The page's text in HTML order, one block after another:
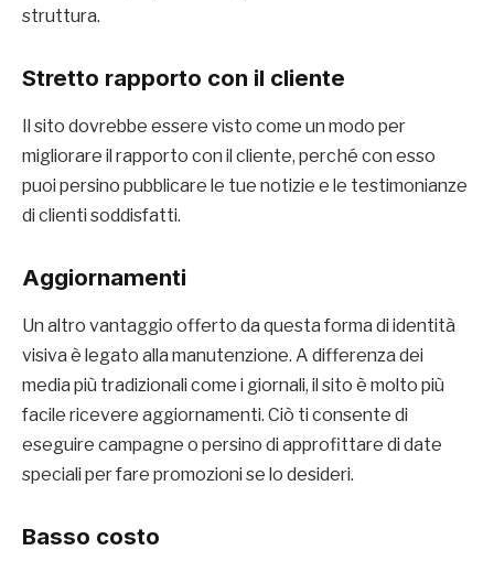
struttura.
Stretto rapporto con il cliente
Il sito dovrebbe essere visto come un modo per
migliorare il rapporto con il cliente, perché con esso
puoi persino pubblicare le tue notizie e le testimonianze
di clienti soddisfatti.
Aggiornamenti
Un altro vantaggio offerto da questa forma di identità
visiva è legato alla manutenzione. A differenza dei
media più tradizionali come i giornali, il sito è molto più
facile ricevere aggiornamenti. Ciò ti consente di
eseguire campagne o persino di approfittare di date
speciali per fare promozioni se lo desideri.
Basso costo